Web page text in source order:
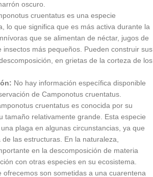
oscuro.
cruentatus es una especie
lo que significa que es más activa durante la
que se alimentan de néctar, jugos de
insectos más pequeños. Pueden construir sus
en grietas de la corteza de los
No hay información específica disponible
de Camponotus cruentatus.
cruentatus es conocida por su
tamaño relativamente grande. Esta especie
plaga en algunas circunstancias, ya que
las estructuras. En la naturaleza,
en la descomposición de materia
con otras especies en su ecosistema.
ofrecemos son sometidas a una cuarentena